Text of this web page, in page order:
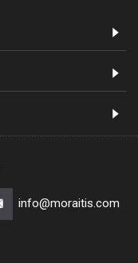
info@moraitis.com